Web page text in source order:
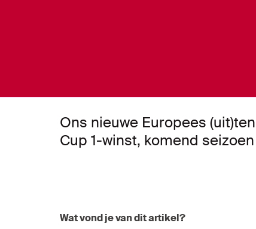
Ons nieuwe Europees
Cup 1-winst, komend
Wat vond je van dit artikel?